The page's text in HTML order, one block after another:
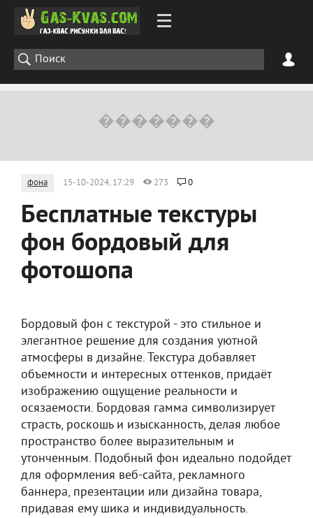
фона 15-10-2024, 17:29 273 0
Бесплатные текстуры
фон бордовый для
фотошопа
Бордовый фон с текстурой - это стильное и
элегантное решение для создания уютной
атмосферы в дизайне. Текстура добавляет
объемности и интересных оттенков, придаёт
изображению ощущение реальности и
осязаемости. Бордовая гамма символизирует
страсть, роскошь и изысканность, делая любое
пространство более выразительным и
утонченным. Подобный фон идеально подойдет
для оформления веб-сайта, рекламного
баннера, презентации или дизайна товара,
придавая ему шика и индивидуальность.